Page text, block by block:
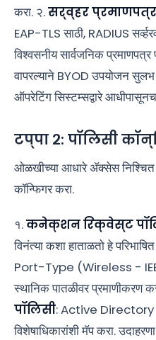
करा. २.सर्व्हर
EAP-TLS साठी, RADIUS
विश्वसनीय सार्वजनिक
वापरल्याने BYOD उपयोजन
ऑपरेटिंग सिस्टम्सद्वारे
टप्पा २: पॉलिसी
ओळखीच्या आधारे ॲक्सेस निश्चित
कॉन्फिगर करा.
१.कनेक्शन रिक्वेस्ट
विनंत्या कशा हाताळतो हे
Port-Type (Wireless -
स्थानिक पातळीवर प्रमाणीकरण
पॉलिसी: Active Directory
विशेषाधिकारांशी मॅप करा.